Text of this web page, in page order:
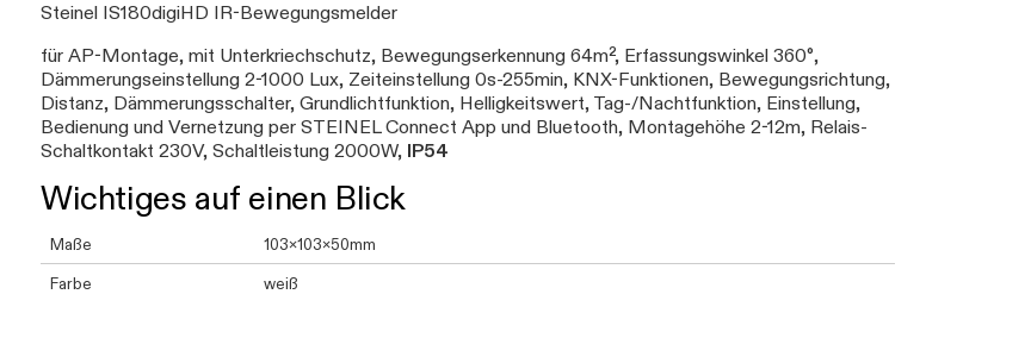
Steinel IS180digiHD IR-Bewegungsmelder
für AP-Montage, mit Unterkriechschutz, Bewegungserkennung 64m², Erfassungswinkel 360°,
Dämmerungseinstellung 2-1000 Lux, Zeiteinstellung 0s-255min, KNX-Funktionen, Bewegungsrichtung,
Distanz, Dämmerungsschalter, Grundlichtfunktion, Helligkeitswert, Tag-/Nachtfunktion, Einstellung,
Bedienung und Vernetzung per STEINEL Connect App und Bluetooth, Montagehöhe 2-12m, Relais-
Schaltkontakt 230V, Schaltleistung 2000W, IP54
Wichtiges auf einen Blick
Maße 103x103x50mm
Farbe weiß